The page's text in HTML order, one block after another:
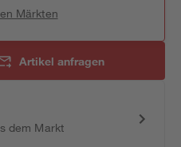
Märkten
Artikel anfragen
dem Markt